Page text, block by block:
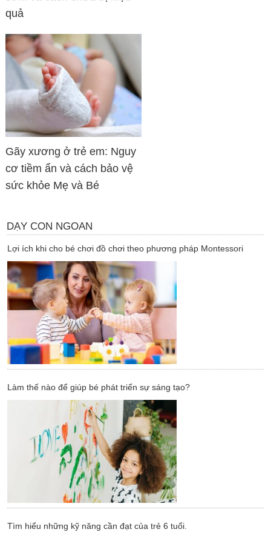
quả
Gãy xương ở trẻ em: Nguy
cơ tiềm ẩn và cách bảo vệ
sức khỏe Mẹ và Bé
DẠY CON NGOAN
Lợi ích khi cho bé chơi đồ chơi theo phương pháp Montessori
Làm thế nào để giúp bé phát triển sự sáng tạo?
Tìm hiểu những kỹ năng cần đạt của trẻ 6 tuổi.